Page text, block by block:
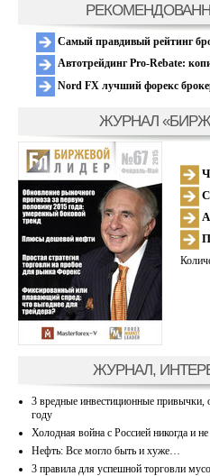
Самый правдивый рейтинг
Автотрейдинг Pro-Rebate:
Nord FX лучший форекс
ЖУРНАЛ
ЖУРНАЛ,
3 вредные инвестиционные привычки,
году
Холодная война с Россией никогда и не
Нефть: Все могло быть и хуже…
3 правила для успешной торговли